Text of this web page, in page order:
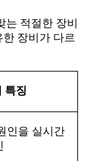
적절한 장비
장비가 다르
특징
인을 실시간